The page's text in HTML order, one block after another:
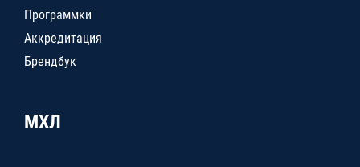
Программки
Аккредитация
Брендбук
МХЛ